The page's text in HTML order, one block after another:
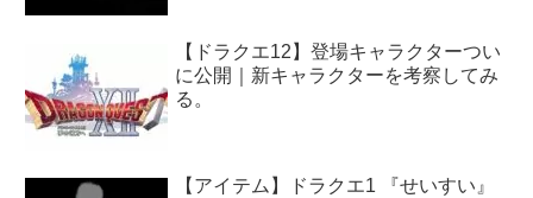
【ドラクエ12】登場キャラクターつい
に公開｜新キャラクターを考察してみ
る。
【アイテム】ドラクエ1 『せいすい』